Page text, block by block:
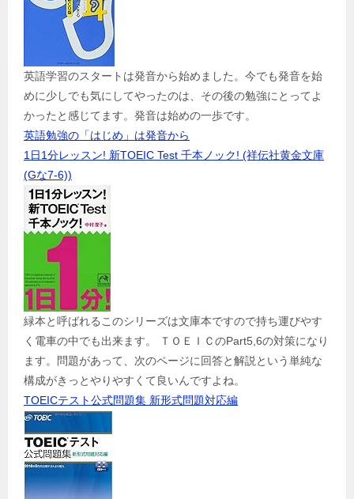
英語学習のスタートは発音から始めました。今でも発音を始
めに少しでも気にしてやったのは、その後の勉強にとってよ
かったと感じてます。発音は始めの一歩です。
英語勉強の「はじめ」は発音から
1日1分レッスン! 新TOEIC Test 千本ノック! (祥伝社黄金文庫
(Gな7-6))
緑本と呼ばれるこのシリーズは文庫本ですので持ち運びやす
く電車の中でも出来ます。 ＴＯＥＩＣのPart5,6の対策になり
ます。問題があって、次のページに回答と解説という単純な
構成がきっとやりやすくて良いんですよね。
TOEICテスト公式問題集 新形式問題対応編